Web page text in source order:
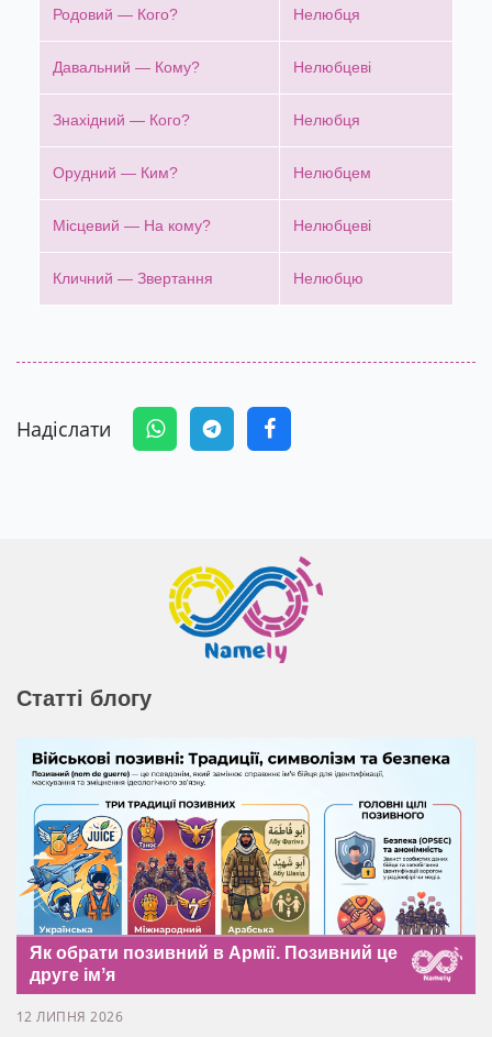
Родовий — Кого? Нелюбця
Давальний — Кому? Нелюбцеві
Знахідний — Кого? Нелюбця
Орудний — Ким? Нелюбцем
Місцевий — На кому? Нелюбцеві
Кличний — Звертання Нелюбцю
Надіслати
Статті блогу
Як обрати позивний в Армії. Позивний це
друге імʼя
12 ЛИПНЯ 2026